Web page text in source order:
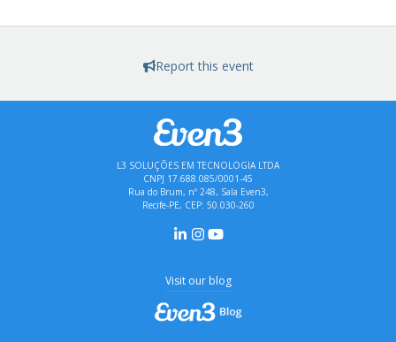
Report this event
L3 SOLUÇÕES EM TECNOLOGIA LTDA
CNPJ 17.688.085/0001-45
Rua do Brum, nº 248, Sala Even3,
Recife-PE, CEP: 50.030-260
Visit our blog